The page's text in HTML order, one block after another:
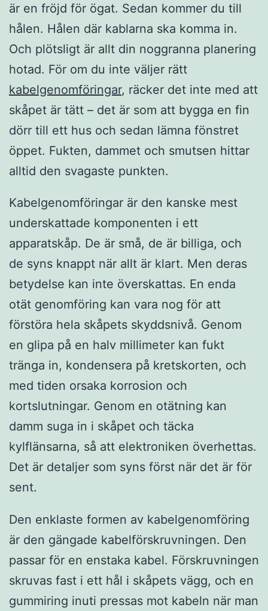
är en fröjd för ögat. Sedan kommer du till
hålen. Hålen där kablarna ska komma in.
Och plötsligt är allt din noggranna planering
hotad. För om du inte väljer rätt
kabelgenomföringar, räcker det inte med att
skåpet är tätt – det är som att bygga en fin
dörr till ett hus och sedan lämna fönstret
öppet. Fukten, dammet och smutsen hittar
alltid den svagaste punkten.
Kabelgenomföringar är den kanske mest
underskattade komponenten i ett
apparatskåp. De är små, de är billiga, och
de syns knappt när allt är klart. Men deras
betydelse kan inte överskattas. En enda
otät genomföring kan vara nog för att
förstöra hela skåpets skyddsnivå. Genom
en glipa på en halv millimeter kan fukt
tränga in, kondensera på kretskorten, och
med tiden orsaka korrosion och
kortslutningar. Genom en otätning kan
damm suga in i skåpet och täcka
kylflänsarna, så att elektroniken överhettas.
Det är detaljer som syns först när det är för
sent.
Den enklaste formen av kabelgenomföring
är den gängade kabelförskruvningen. Den
passar för en enstaka kabel. Förskruvningen
skruvas fast i ett hål i skåpets vägg, och en
gummiring inuti pressas mot kabeln när man